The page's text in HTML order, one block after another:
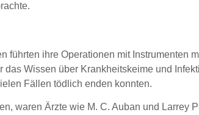
ihre Operationen mit Instrumenten
Wissen über Krankheitskeime und
Fällen tödlich enden konnten.
waren Ärzte wie M. C. Auban und Larrey